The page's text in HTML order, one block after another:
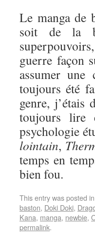
Le manga de
soit de la
guerre façon
assumer
toujours été
genre, j’étais
toujours lire
psychologie
lointain,
temps en
bien fou.
This entry was posted in
baston, Doki Doki,
Kana, manga, newbie,
permalink.